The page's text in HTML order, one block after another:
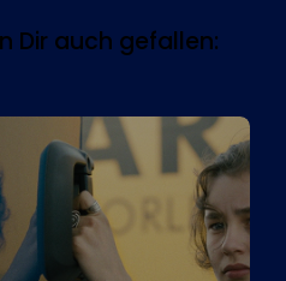
Dir auch gefallen: